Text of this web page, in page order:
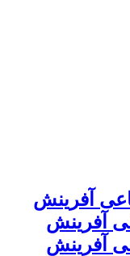
آفرینش
آفرینش